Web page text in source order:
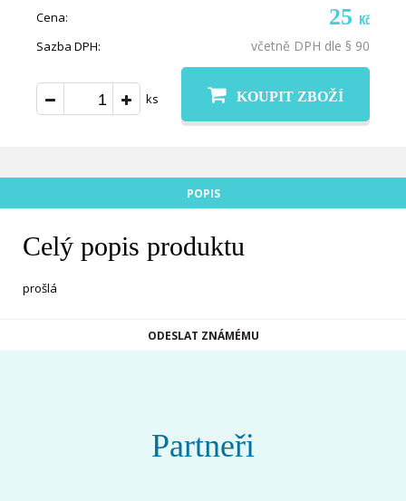
Cena: 25 Kč
Sazba DPH: včetně DPH dle § 90
ks KOUPIT ZBOŽÍ
POPIS
Celý popis produktu
prošlá
ODESLAT ZNÁMÉMU
Partneři